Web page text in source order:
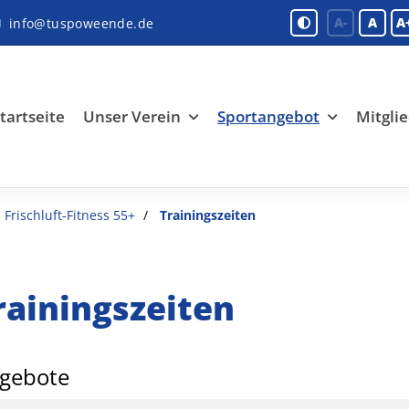
info@tuspoweende.de A- A
Unser Verein Sportangebot
Frischluft-Fitness 55+ Trainingszeiten